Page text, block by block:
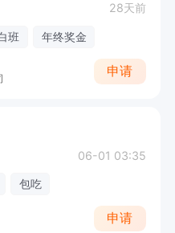
28天前
班 年终奖金
申请
06-01 03:35
包吃
申请